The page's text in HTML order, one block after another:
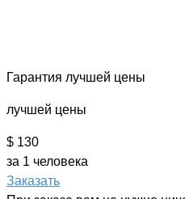
Гарантия лучшей цены
лучшей цены
$ 130
за 1 человека
Заказать